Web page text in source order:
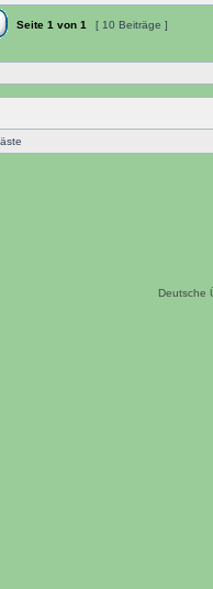
Seite 1 von 1 [ 10 Beiträge ]
Deutsche